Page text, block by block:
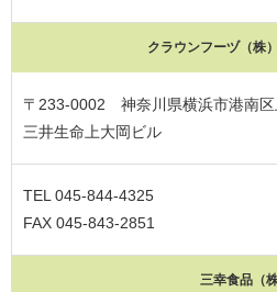
クラウンフーヅ（株
〒233-0002 神奈川県横浜市港南区
三井生命上大岡ビル
TEL 045-844-4325
FAX 045-843-2851
三幸食品（株